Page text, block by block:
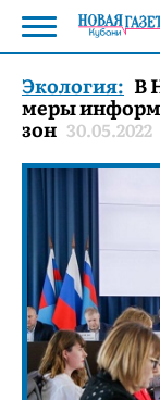
Экология: В
меры
зон 30.05.2022